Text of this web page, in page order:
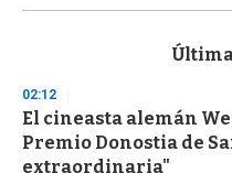
s
d
s
o
f
02:12
El cineasta alemán
Premio Donostia de
extraordinaria"